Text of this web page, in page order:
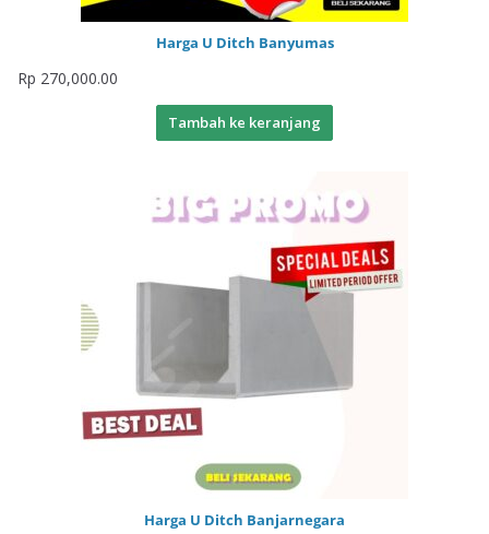
Harga U Ditch Banyumas
Rp 270,000.00
Tambah ke keranjang
Harga U Ditch Banjarnegara